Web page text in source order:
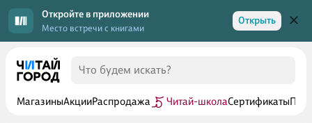
Откройте в приложении
Место встречи с книгами
Открыть
МагазиныАкцииРаспродажа Читай-школаСертификаты